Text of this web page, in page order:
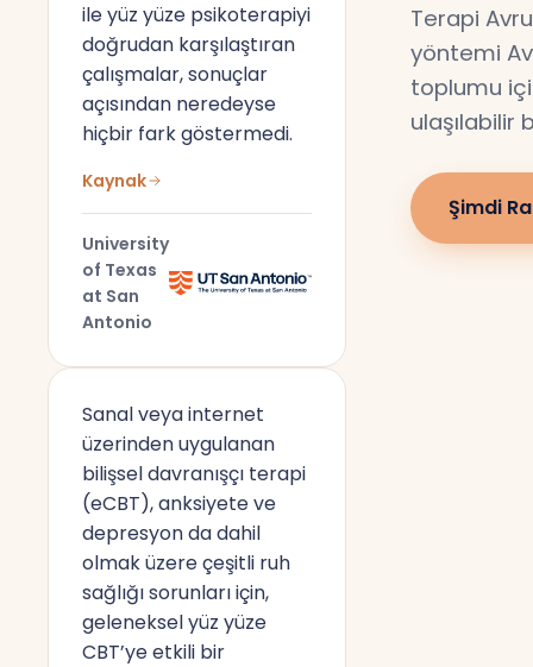
ile yüz yüze psikoterapiyi
doğrudan karşılaştıran
çalışmalar, sonuçlar
açısından neredeyse
hiçbir fark göstermedi.
Kaynak
University
of Texas
at San
Antonio
Sanal veya internet
üzerinden uygulanan
bilişsel davranışçı terapi
(eCBT), anksiyete ve
depresyon da dahil
olmak üzere çeşitli ruh
sağlığı sorunları için,
geleneksel yüz yüze
CBT’ye etkili bir
Terapi
yöntemi
toplumu
ulaşılabilir
Şimdi